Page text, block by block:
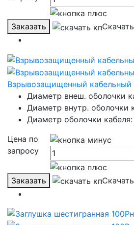
Заказать
Взрывозащищенный кабельный
Диаметр внеш. оболочки
Диаметр внутр. оболочки
Диаметр оболочки
Цена по
запросу
Заказать